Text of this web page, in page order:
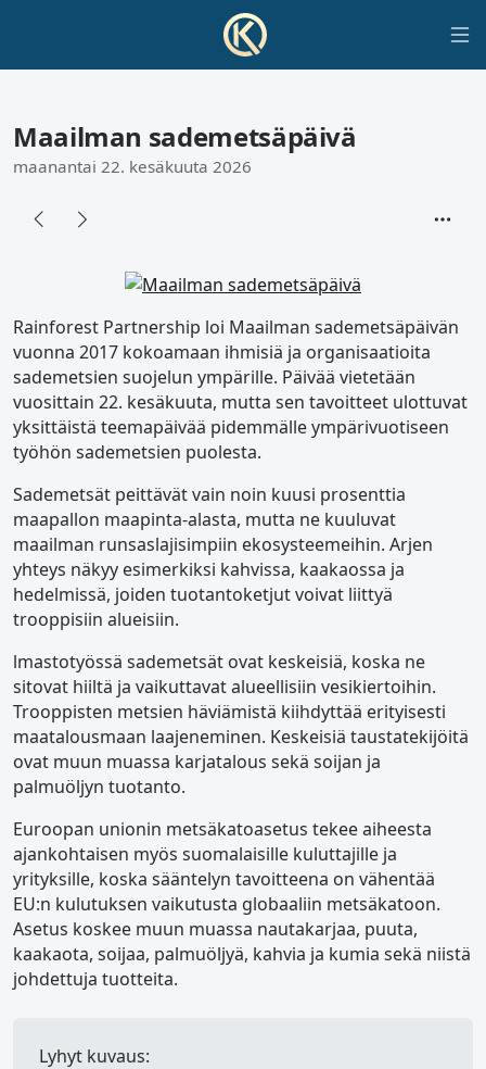
Maailman sademetsäpäivä
maanantai 22. kesäkuuta 2026
Rainforest Partnership loi Maailman sademetsäpäivän
vuonna 2017 kokoamaan ihmisiä ja organisaatioita
sademetsien suojelun ympärille. Päivää vietetään
vuosittain 22. kesäkuuta, mutta sen tavoitteet ulottuvat
yksittäistä teemapäivää pidemmälle ympärivuotiseen
työhön sademetsien puolesta.
Sademetsät peittävät vain noin kuusi prosenttia
maapallon maapinta-alasta, mutta ne kuuluvat
maailman runsaslajisimpiin ekosysteemeihin. Arjen
yhteys näkyy esimerkiksi kahvissa, kaakaossa ja
hedelmissä, joiden tuotantoketjut voivat liittyä
trooppisiin alueisiin.
lmastotyössä sademetsät ovat keskeisiä, koska ne
sitovat hiiltä ja vaikuttavat alueellisiin vesikiertoihin.
Trooppisten metsien häviämistä kiihdyttää erityisesti
maatalousmaan laajeneminen. Keskeisiä taustatekijöitä
ovat muun muassa karjatalous sekä soijan ja
palmuöljyn tuotanto.
Euroopan unionin metsäkatoasetus tekee aiheesta
ajankohtaisen myös suomalaisille kuluttajille ja
yrityksille, koska sääntelyn tavoitteena on vähentää
EU:n kulutuksen vaikutusta globaaliin metsäkatoon.
Asetus koskee muun muassa nautakarjaa, puuta,
kaakaota, soijaa, palmuöljyä, kahvia ja kumia sekä niistä
johdettuja tuotteita.
Lyhyt kuvaus: